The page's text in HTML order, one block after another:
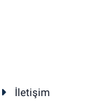
İletişim